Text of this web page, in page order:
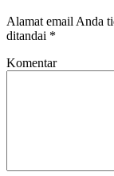
Alamat email Anda
ditandai *
Komentar